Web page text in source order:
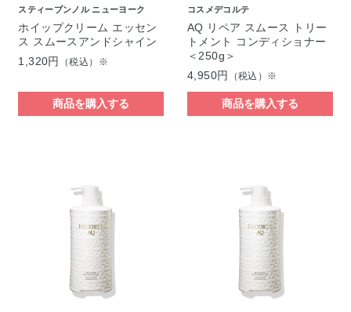
スティーブンノル ニューヨーク
ホイップクリーム エッセン
ス スムースアンドシャイン
1,320円
（税込）※
商品を購入する
コスメデコルテ
AQ リペア スムース トリー
トメント コンディショナー
＜250g＞
4,950円
（税込）※
商品を購入する